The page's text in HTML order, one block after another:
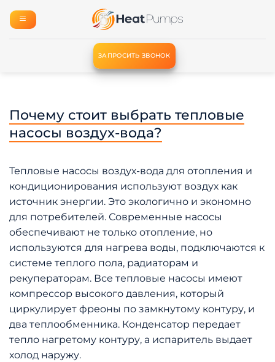
content
ЗАПРОСИТЬ ЗВОНОК
Почему стоит выбрать тепловые
насосы воздух-вода?
Тепловые насосы воздух-вода для отопления и
кондиционирования используют воздух как
источник энергии. Это экологично и экономно
для потребителей. Современные насосы
обеспечивают не только отопление, но
используются для нагрева воды, подключаются к
системе теплого пола, радиаторам и
рекуператорам. Все тепловые насосы имеют
компрессор высокого давления, который
циркулирует фреоны по замкнутому контуру, и
два теплообменника. Конденсатор передает
тепло нагретому контуру, а испаритель выдает
холод наружу.